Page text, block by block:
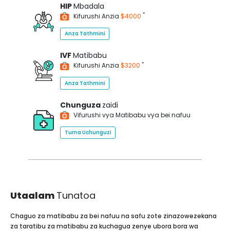
HIPMbadala
Kifurushi Anzia $4000 *
Anza Tathmini
IVFMatibabu
Kifurushi Anzia $3200 *
Anza Tathmini
Chunguza zaidi
Vifurushi vya Matibabu vya bei nafuu
Tuma Uchunguzi
Utaalam Tunatoa
Chaguo za matibabu za bei nafuu na safu zote zinazowezekana
za taratibu za matibabu za kuchagua zenye ubora bora wa